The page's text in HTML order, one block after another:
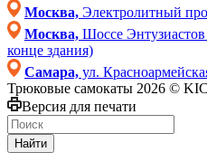
Москва, Электролитный
Москва, Шоссе Энтузиастов
конце здания)
Самара, ул.
Трюковые самокаты 2026 ©
Версия для печати
Найти